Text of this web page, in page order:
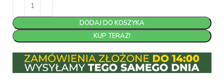
DODAJ DO KOSZYKA
KUP TERAZ!